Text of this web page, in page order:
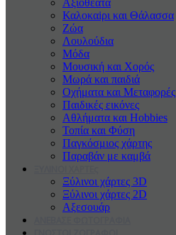
Αξιοθέατα
Καλοκαiρι και Θάλασσα
Ζώα
Λουλούδια
Μόδα
Μουσική και Χορός
Μωρά και παιδιά
Οχήματα και Μεταφορές
Παιδικές εικόνες
Αθλήματα και Hobbies
Τοπία και Φύση
Παγκόσμιος χάρτης
Παραβάν με καμβά
Ξύλινοι χάρτες 3D
Ξύλινοι χάρτες 2D
Αξεσουάρ